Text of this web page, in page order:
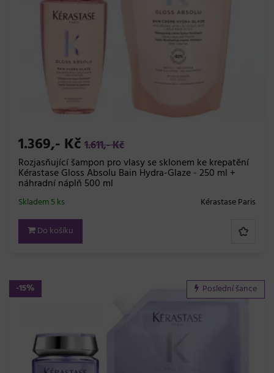
1.369,- Kč 1.611,- Kč
Rozjasňující šampon pro vlasy se sklonem ke krepatění
Kérastase Gloss Absolu Bain Hydra-Glaze - 250 ml +
náhradní náplň 500 ml
Kérastase Paris
Skladem 5 ks
Do košíku
-15% Poslední šance